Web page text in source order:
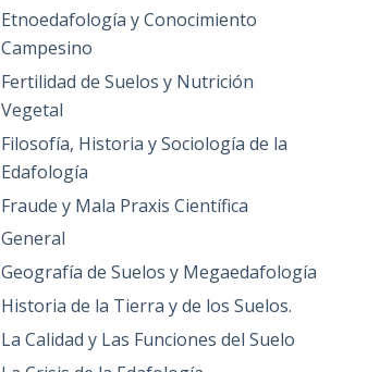
Etnoedafología y Conocimiento
Campesino
Fertilidad de Suelos y Nutrición
Vegetal
Filosofía, Historia y Sociología de la
Edafología
Fraude y Mala Praxis Científica
General
Geografía de Suelos y Megaedafología
Historia de la Tierra y de los Suelos.
La Calidad y Las Funciones del Suelo